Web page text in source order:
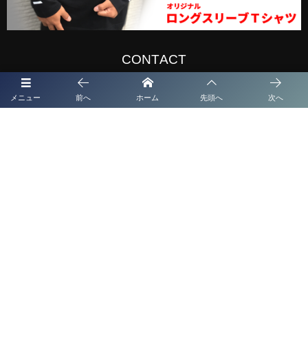
メニュー 前へ ホーム 先頭へ 次へ
CONTACT
お気軽にどうぞ！